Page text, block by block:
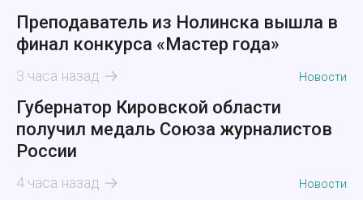
Преподаватель из Нолинска вышла в
финал конкурса «Мастер года»
3 часа назад Новости
Губернатор Кировской области
получил медаль Союза журналистов
России
4 часа назад Новости